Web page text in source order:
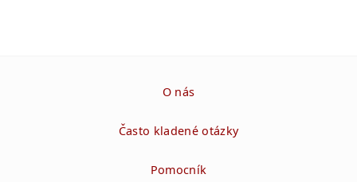
O nás
Často kladené otázky
Pomocník